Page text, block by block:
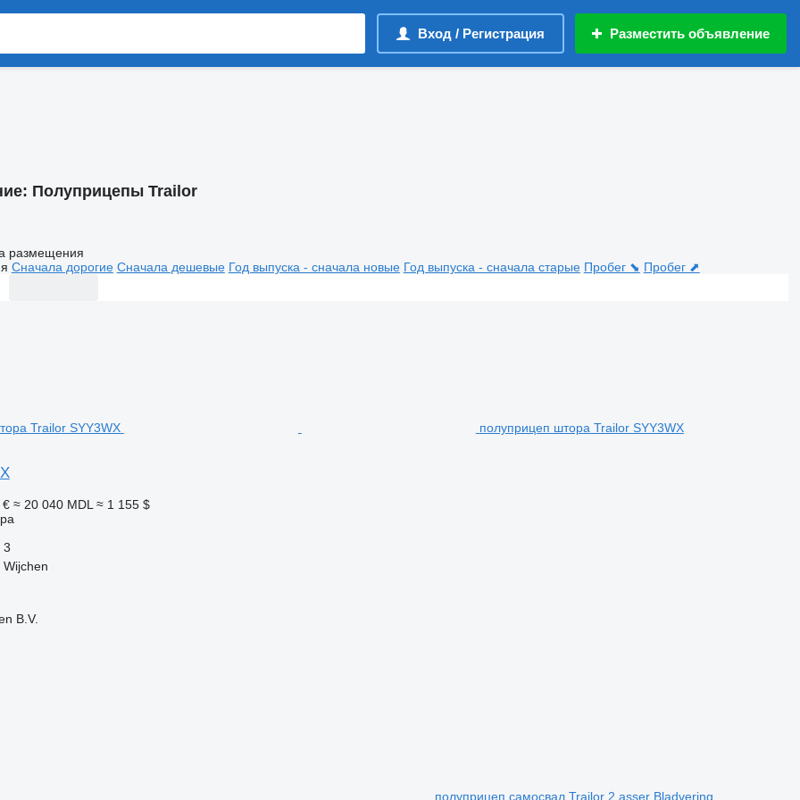
Вход / Регистрация Разместить объявление
Полуприцепы Trailor
размещения
Сначала дорогие Сначала дешевые Год выпуска - сначала новые Год выпуска - сначала старые Пробег ⬊ Пробег ⬈
полуприцеп штора Trailor SYY3WX
€ ≈ 20 040 MDL ≈ 1 155 $
3
B.V.
полуприцеп самосвал Trailor 2 asser Bladvering